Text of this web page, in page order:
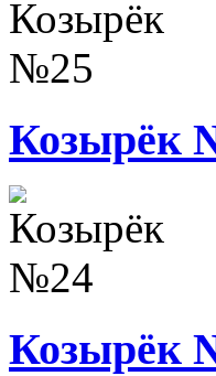
Козырёк
Козырёк